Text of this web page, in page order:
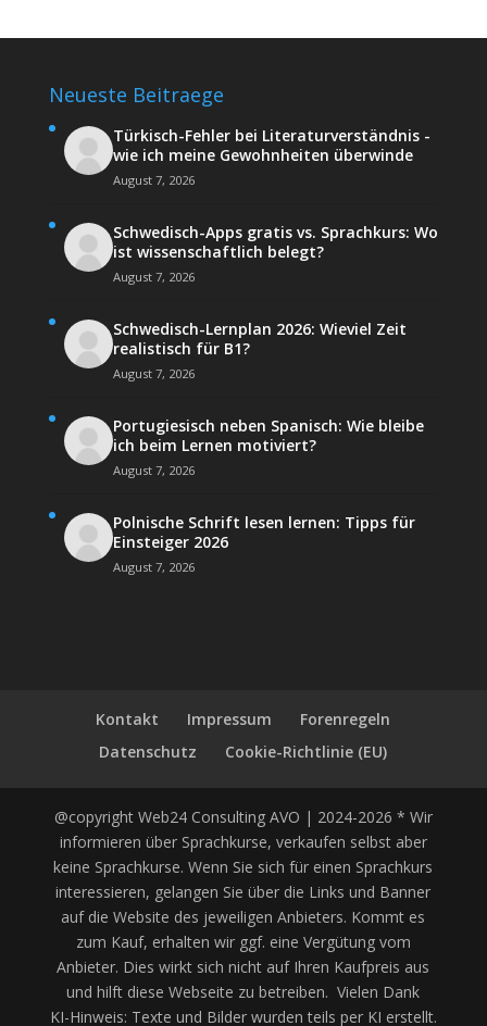
Neueste Beitraege
Türkisch-Fehler bei Literaturverständnis -
wie ich meine Gewohnheiten überwinde
August 7, 2026
Schwedisch-Apps gratis vs. Sprachkurs: Wo
ist wissenschaftlich belegt?
August 7, 2026
Schwedisch-Lernplan 2026: Wieviel Zeit
realistisch für B1?
August 7, 2026
Portugiesisch neben Spanisch: Wie bleibe
ich beim Lernen motiviert?
August 7, 2026
Polnische Schrift lesen lernen: Tipps für
Einsteiger 2026
August 7, 2026
Kontakt Impressum
Forenregeln
Datenschutz
Cookie-Richtlinie (EU)
@copyright Web24 Consulting AVO | 2024-2026 * Wir
informieren über Sprachkurse, verkaufen selbst aber
keine Sprachkurse. Wenn Sie sich für einen Sprachkurs
interessieren, gelangen Sie über die Links und Banner
auf die Website des jeweiligen Anbieters. Kommt es
zum Kauf, erhalten wir ggf. eine Vergütung vom
Anbieter. Dies wirkt sich nicht auf Ihren Kaufpreis aus
und hilft diese Webseite zu betreiben. Vielen Dank
KI-Hinweis: Texte und Bilder wurden teils per KI erstellt.